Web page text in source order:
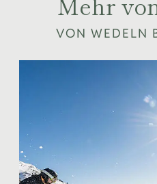
VON WEDELN